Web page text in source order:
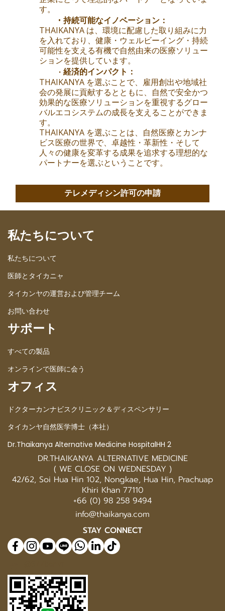
す。
持続可能なイノベーション：
THAIKANYA は、環境に配慮した取り組みに力
を入れており、健康・ウェルビーイング・持続
可能性を支える有機で自然由来の医療ソリュー
ションを提供しています。
経済的インパクト：
THAIKANYA を選ぶことで、雇用創出や地域社
会の発展に貢献するとともに、自然で安全かつ
効果的な医療ソリューションを重視するグロー
バルエコシステムの成長を支えることができま
す。
THAIKANYA を選ぶことは、自然医療とカンナ
ビス医療の世界で、卓越性・革新性・そして
人々の健康を変革する成果を追求する理想的な
パートナーを選ぶということです。
テレメディシン許可の申請
私たちについて
私たちについて
医師とタイカニャ
タイカンヤの運営および管理チーム
お問い合わせ
サポート
すべての製品
オンラインで医師に会う
オフィス
ドクターカンナビスクリニック＆ディスペンサリー
タイカンヤ自然医学博士（本社）
Dr.Thaikanya Alternative Medicine HospitalHH 2
DR.THAIKANYA ALTERNATIVE MEDICINE
( WE CLOSE ON WEDNESDAY )
42/62, Soi Hua Hin 102, Nongkae, Hua Hin, Prachuap
Khiri Khan 77110
+66 (0) 98 258 9494
info@thaikanya.com
STAY CONNECT